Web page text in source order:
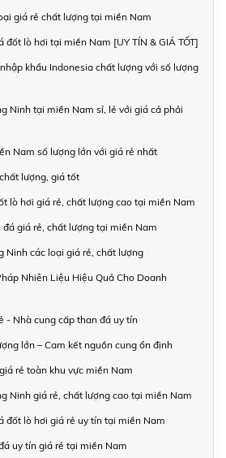
giá rẻ chất lượng tại miền Nam
lò hơi tại miền Nam [UY TÍN & GIÁ TỐT]
khẩu Indonesia chất lượng với số lượng
Ninh tại miền Nam sỉ, lẻ với giá cả phải
Nam số lượng lớn với giá rẻ nhất
lượng, giá tốt
lò hơi giá rẻ, chất lượng cao tại miền Nam
giá rẻ, chất lượng tại miền Nam
Ninh các loại giá rẻ, chất lượng
Nhiên Liệu Hiệu Quả Cho Doanh
- Nhà cung cấp than đá uy tín
lớn – Cam kết nguồn cung ổn định
rẻ toàn khu vực miền Nam
Ninh giá rẻ, chất lượng cao tại miền Nam
đốt lò hơi giá rẻ uy tín tại miền Nam
uy tín giá rẻ tại miền Nam